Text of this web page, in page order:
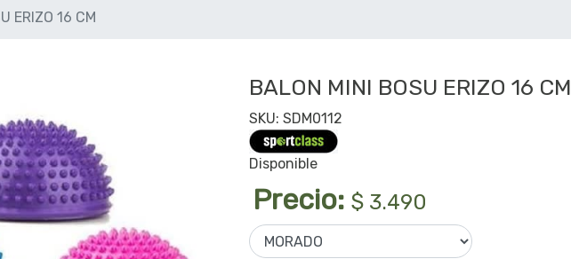
ERIZO 16 CM
BALON MINI BOSU ERIZO 16 CM
SKU: SDM0112
Disponible
Precio: $ 3.490